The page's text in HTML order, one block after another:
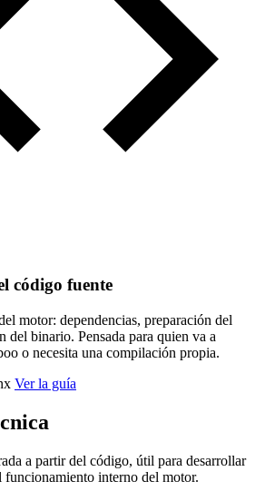
código fuente
motor: dependencias, preparación del
del binario. Pensada para quien va a
o necesita una compilación propia.
Ver la guía
a partir del código, útil para desarrollar
funcionamiento interno del motor.